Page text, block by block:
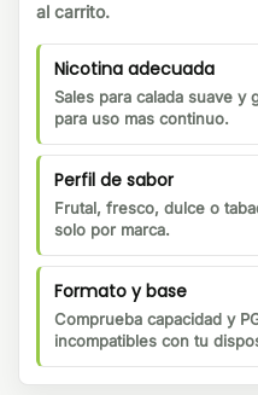
al carrito.
Nicotina adecuada
Sales para calada suave y
para uso mas continuo.
Perfil de sabor
Frutal, fresco, dulce o
solo por marca.
Formato y base
Comprueba capacidad y
incompatibles con tu